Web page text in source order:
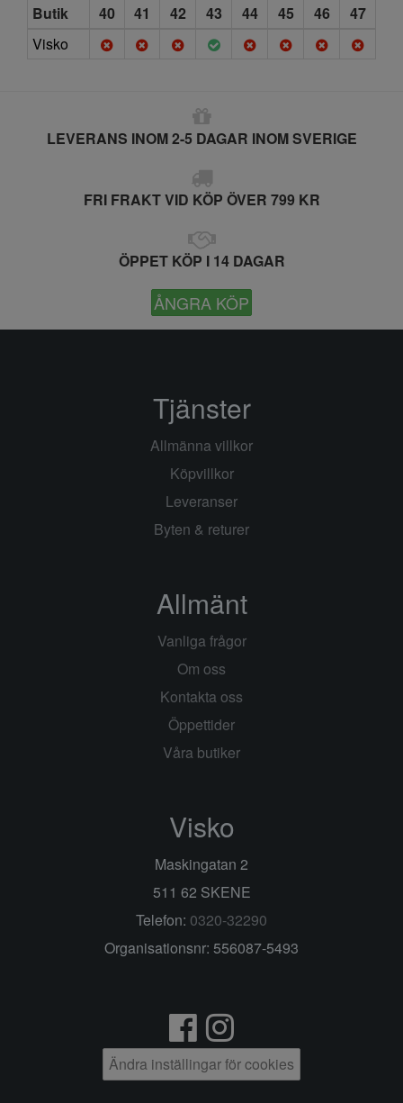
Butik
40 41 42 43 44 45 46
47
Visko
LEVERANS INOM 2-5 DAGAR INOM SVERIGE
FRI FRAKT VID KÖP ÖVER 799 KR
ÖPPET KÖP I 14 DAGAR
ÅNGRA KÖP
Tjänster
Allmänna villkor
Köpvillkor
Leveranser
Byten & returer
Allmänt
Vanliga frågor
Om oss
Kontakta oss
Öppettider
Våra butiker
Visko
Maskingatan 2
511 62 SKENE
Telefon: 0320-32290
Organisationsnr: 556087-5493
Ändra inställingar för cookies